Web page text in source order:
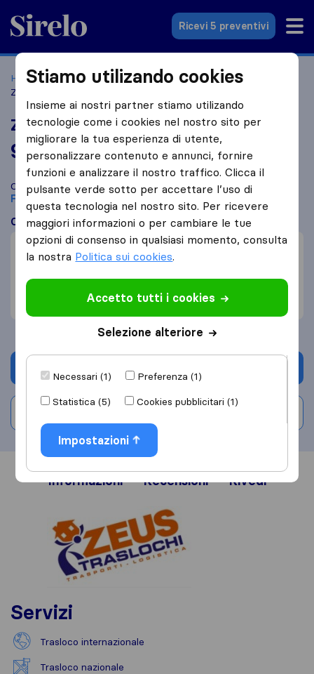
Sirelo.it
Ricevi 5 preventivi
Home Le 10 migliori aziende di traslochi in Italia
Zeus Traslochi
Zeus Traslochi
9,7 basato su
recensioni di Sirelo e Google
i
Confronta Zeus Traslochi con altreaziende di traslochi
Firenze
Cosa dicono i clienti
Cortesia (2)
Imballaggio della merce (1)
Incompetenza (1)
Chiedi preventivo
Informazioni Recensioni Rivedi
Servizi
Trasloco internazionale
Trasloco nazionale
Stiamo utilizando cookies
Insieme ai nostri partner stiamo utilizando
tecnologie come i cookies nel nostro sito per
migliorare la tua esperienza di utente,
personalizzare contenuto e annunci, fornire
funzioni e analizzare il nostro traffico. Clicca il
pulsante verde sotto per accettare l’uso di
questa tecnologia nel nostro sito. Per ricevere
maggiori informazioni o per cambiare le tue
opzioni di consenso in qualsiasi momento, consulta
la nostra Politica sui cookies.
Accetto tutti i cookies
Selezione alteriore
Necessari (1)
Preferenza (1)
Statistica (5)
Cookies pubblicitari (1)
Impostazioni